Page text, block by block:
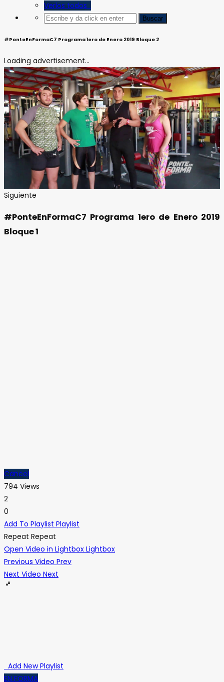
Verlos todos
#PonteEnFormaC7 Programa 1ero de Enero 2019 Bloque 2
Loading advertisement...
Siguiente
#PonteEnFormaC7 Programa 1ero de Enero 2019
Bloque 1
Cancel
794 Views
2
0
Add To Playlist Playlist
Repeat Repeat
Open Video in Lightbox Lightbox
Previous Video Prev
Next Video Next
Add New Playlist
EN FORMA